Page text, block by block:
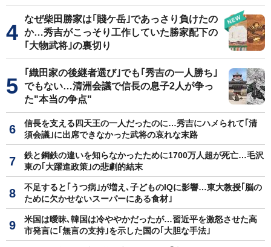
なぜ柴田勝家は｢賤ケ岳｣であっさり負けたの
か…秀吉がこっそり工作していた勝家配下の
｢大物武将｣の裏切り
｢織田家の後継者選び｣でも｢秀吉の一人勝ち｣
でもない…清洲会議で信長の息子2人が争っ
た"本当の争点"
信長を支える四天王の一人だったのに…秀吉にハメられて｢清
須会議｣に出席できなかった武将の哀れな末路
鉄と鋼鉄の違いを知らなかったために1700万人超が死亡…毛沢
東の｢大躍進政策｣の悲劇的結末
不足すると｢うつ病｣が増え､子どものIQに影響…東大教授｢脳の
ために欠かせないスーパーにある食材｣
米国は曖昧､韓国は冷ややかだったが…習近平を激怒させた高
市発言に｢無言の支持｣を示した国の｢大胆な手法｣